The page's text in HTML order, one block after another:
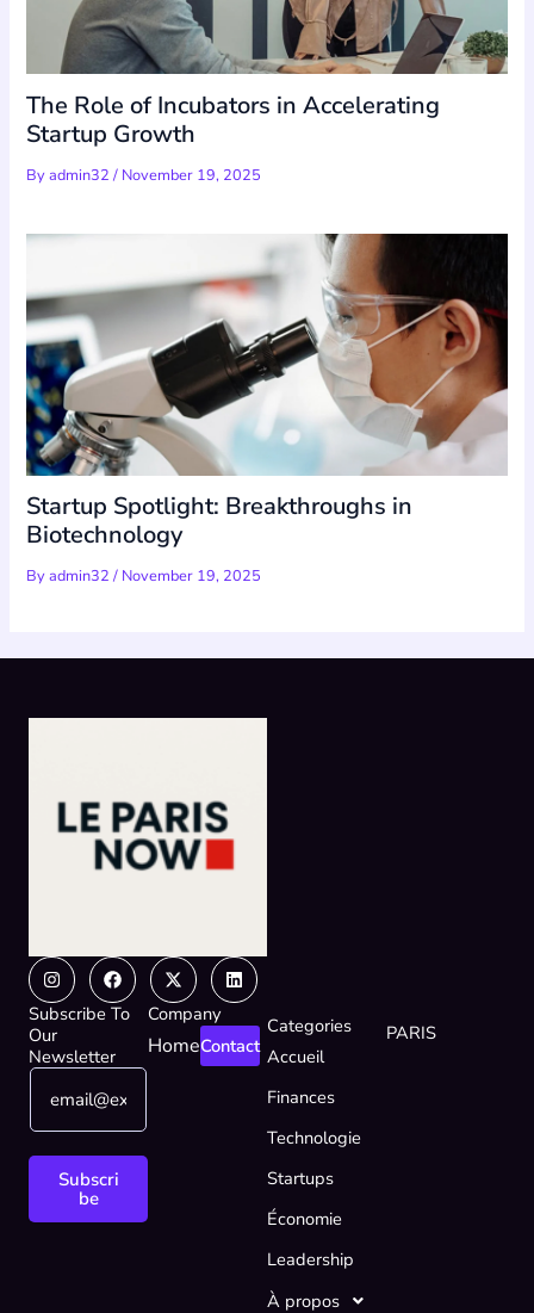
The Role of Incubators in Accelerating
Startup Growth
Byadmin32/ November 19, 2025
Startup Spotlight: Breakthroughs in
Biotechnology
Byadmin32/ November 19, 2025
InstagramFacebook
X-
twitter
Linkedin
Subscribe To
Our
Newsletter
*
m
*
E
a
Subscri
be
Company
HomeContact
Categories
Accueil
Finances
Technologie
Startups
Économie
Leadership
À propos
PARIS